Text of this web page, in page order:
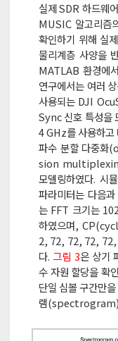
실제 SDR 하드웨
MUSIC 알고리즘
확인하기 위해 실
물리계층 사양을
MATLAB 환경에
연구에서는 여러
사용되는 DJI
Sync 신호 특성을
4 GHz를 사용하
파수 분할 다중
sion
모델링하였다. 시
파라미터는 다음
는 FFT 크기는
하였으며,
2, 72, 72, 72, 72,
다. 그림 3은 상기
수 자원 할당을 확
단일 심볼 구간만
램